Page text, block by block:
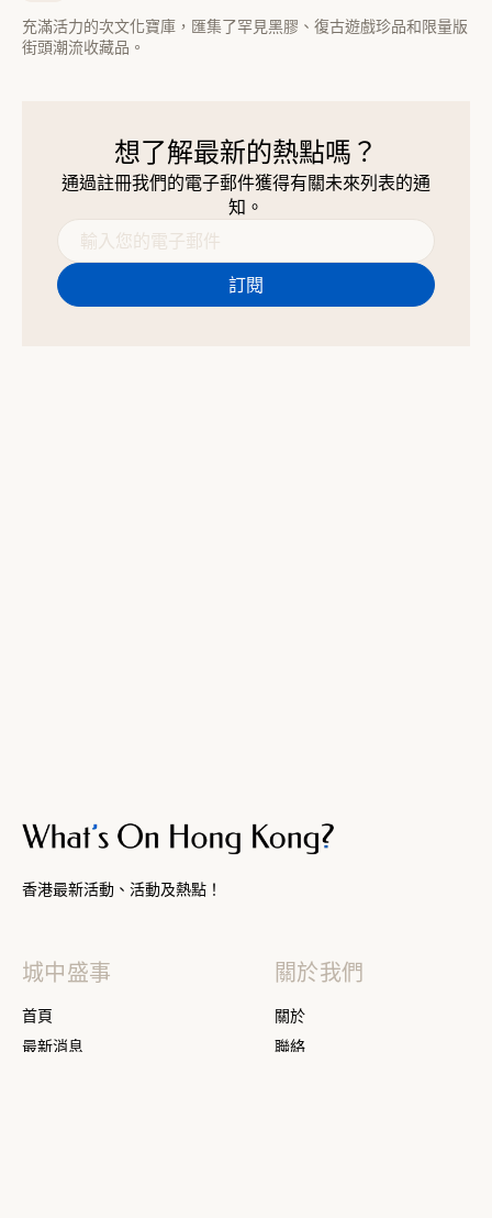
充滿活力的次文化寶庫，匯集了罕見黑膠、復古遊戲珍品和限量版
街頭潮流收藏品。
想了解最新的熱點嗎？
通過註冊我們的電子郵件獲得有關未來列表的通
知。
香港最新活動、活動及熱點！
城中盛事
首頁
最新消息
關於我們
關於
聯絡